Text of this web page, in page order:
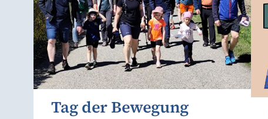
Tag der Bewegung